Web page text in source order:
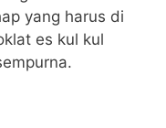
yang harus di
es kul kul